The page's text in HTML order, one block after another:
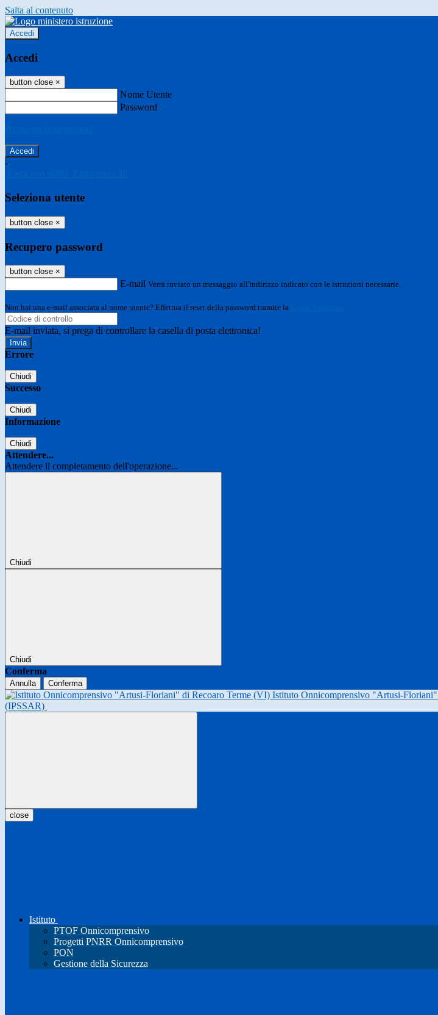
Salta al contenuto
Accedi
Accedi
button close ×
Nome Utente
Password
-
Seleziona utente
button close ×
Recupero password
button close ×
E-mail Verrà inviato un messaggio all'indirizzo indicato con le istruzioni necessarie.
Non hai una e-mail associata al nome utente? Effettua il reset della password tramite la
E-mail inviata, si prega di controllare la casella di posta elettronica!
Errore
Chiudi
Successo
Chiudi
Informazione
Chiudi
Attendere...
Attendere il completamento dell'operazione...
Chiudi
Chiudi
Conferma
Annulla Conferma
Istituto Onnicomprensivo "Artusi-Floriani"
(IPSSAR)
close
Istituto
PTOF Onnicomprensivo
Progetti PNRR Onnicomprensivo
PON
Gestione della Sicurezza